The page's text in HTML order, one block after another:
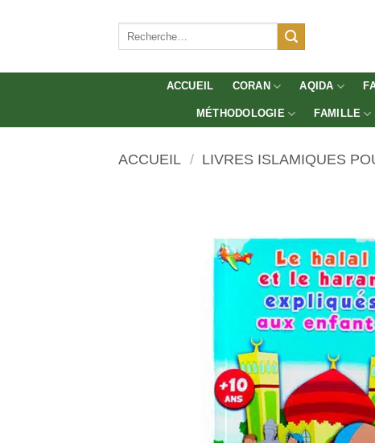
ACCUEIL CORAN AQIDA
MÉTHODOLOGIE FAMILLE
ACCUEIL / LIVRES ISLAMIQUES